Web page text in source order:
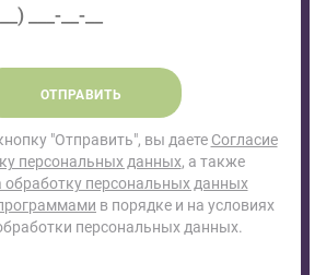
ОТПРАВИТЬ
"Отправить", вы даете Согласие
персональных данных, а также
обработку персональных данных
в порядке и на условиях
персональных данных.